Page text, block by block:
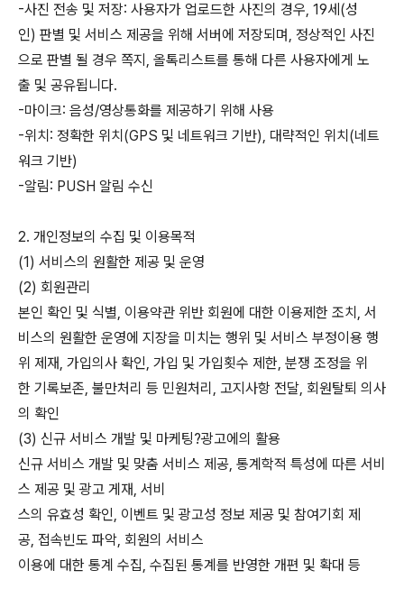
-사진 전송 및 저장: 사용자가 업로드한 사진의 경우, 19세(성
인) 판별 및 서비스 제공을 위해 서버에 저장되며, 정상적인 사진
으로 판별 될 경우 쪽지, 올톡리스트를 통해 다른 사용자에게 노
출 및 공유됩니다.
-마이크: 음성/영상통화를 제공하기 위해 사용
-위치: 정확한 위치(GPS 및 네트워크 기반), 대략적인 위치(네트
워크 기반)
-알림: PUSH 알림 수신
2. 개인정보의 수집 및 이용목적
(1) 서비스의 원활한 제공 및 운영
(2) 회원관리
본인 확인 및 식별, 이용약관 위반 회원에 대한 이용제한 조치, 서
비스의 원활한 운영에 지장을 미치는 행위 및 서비스 부정이용 행
위 제재, 가입의사 확인, 가입 및 가입횟수 제한, 분쟁 조정을 위
한 기록보존, 불만처리 등 민원처리, 고지사항 전달, 회원탈퇴 의사
의 확인
(3) 신규 서비스 개발 및 마케팅?광고에의 활용
신규 서비스 개발 및 맞춤 서비스 제공, 통계학적 특성에 따른 서비
스 제공 및 광고 게재, 서비
스의 유효성 확인, 이벤트 및 광고성 정보 제공 및 참여기회 제
공, 접속빈도 파악, 회원의 서비스
이용에 대한 통계 수집, 수집된 통계를 반영한 개편 및 확대 등